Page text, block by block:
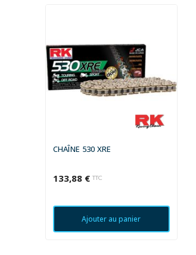
CHAÎNE 530 XRE
133,88 € TTC
Ajouter au panier